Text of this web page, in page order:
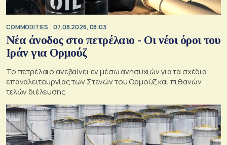
COMMODITIES 07.08.2026, 08:03
Νέα άνοδος στο πετρέλαιο - Οι νέοι όροι του
Ιράν για Ορμούζ
Το πετρέλαιο ανεβαίνει εν μέσω ανησυχιών για τα σχέδια
επαναλειτουργίας των Στενών του Ορμούζ και πιθανών
τελών διέλευσης